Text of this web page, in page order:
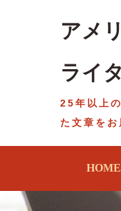
アメ
ライ
25年以上
た文章をお
HOME